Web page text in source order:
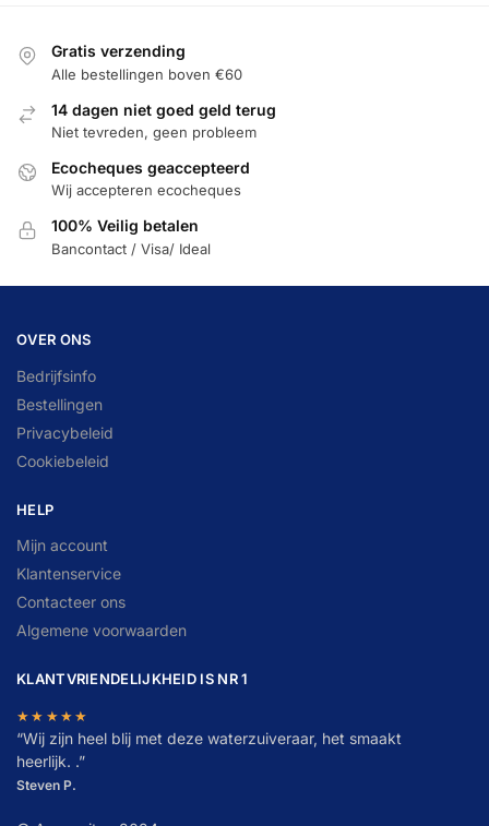
Gratis verzending
Alle bestellingen boven €60
14 dagen niet goed geld terug
Niet tevreden, geen probleem
Ecocheques geaccepteerd
Wij accepteren ecocheques
100% Veilig betalen
Bancontact / Visa/ Ideal
OVER ONS
Bedrijfsinfo
Bestellingen
Privacybeleid
Cookiebeleid
HELP
Mijn account
Klantenservice
Contacteer ons
Algemene voorwaarden
KLANTVRIENDELIJKHEID IS NR 1
★★★★★
“Wij zijn heel blij met deze waterzuiveraar, het smaakt
heerlijk. .”
Steven P.